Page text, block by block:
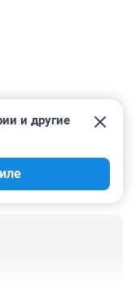
и другие